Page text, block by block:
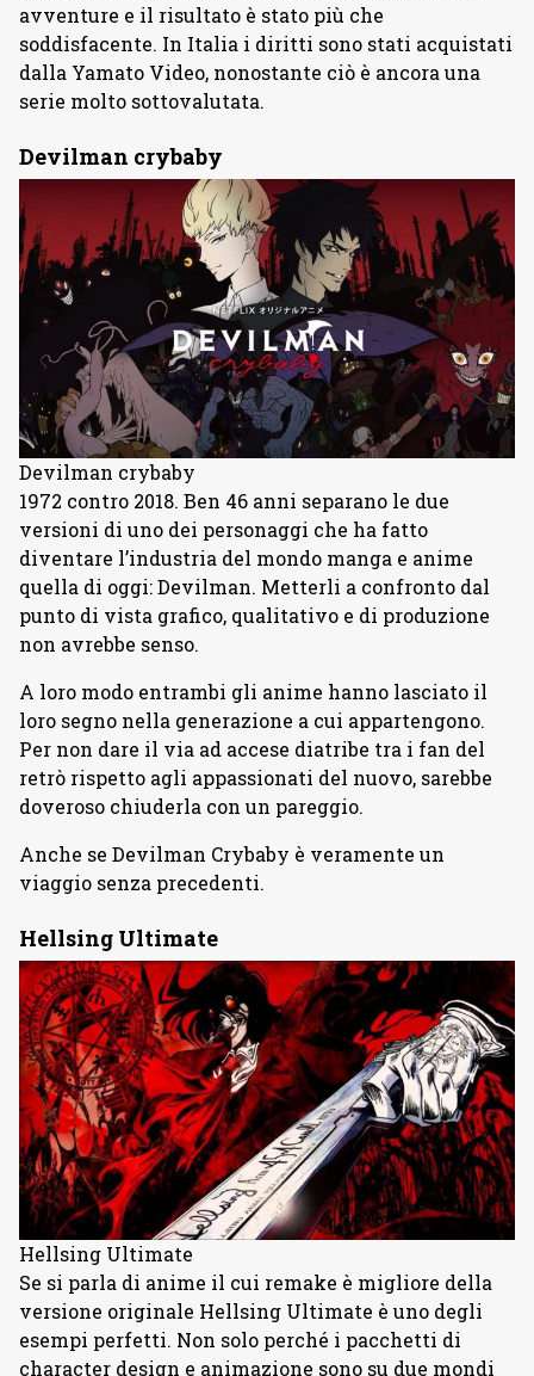
avventure e il risultato è stato più che
soddisfacente. In Italia i diritti sono stati acquistati
dalla Yamato Video, nonostante ciò è ancora una
serie molto sottovalutata.
Devilman crybaby
Devilman crybaby
1972 contro 2018. Ben 46 anni separano le due
versioni di uno dei personaggi che ha fatto
diventare l’industria del mondo manga e anime
quella di oggi: Devilman. Metterli a confronto dal
punto di vista grafico, qualitativo e di produzione
non avrebbe senso.
A loro modo entrambi gli anime hanno lasciato il
loro segno nella generazione a cui appartengono.
Per non dare il via ad accese diatribe tra i fan del
retrò rispetto agli appassionati del nuovo, sarebbe
doveroso chiuderla con un pareggio.
Anche se Devilman Crybaby è veramente un
viaggio senza precedenti.
Hellsing Ultimate
Hellsing Ultimate
Se si parla di anime il cui remake è migliore della
versione originale Hellsing Ultimate è uno degli
esempi perfetti. Non solo perché i pacchetti di
character design e animazione sono su due mondi